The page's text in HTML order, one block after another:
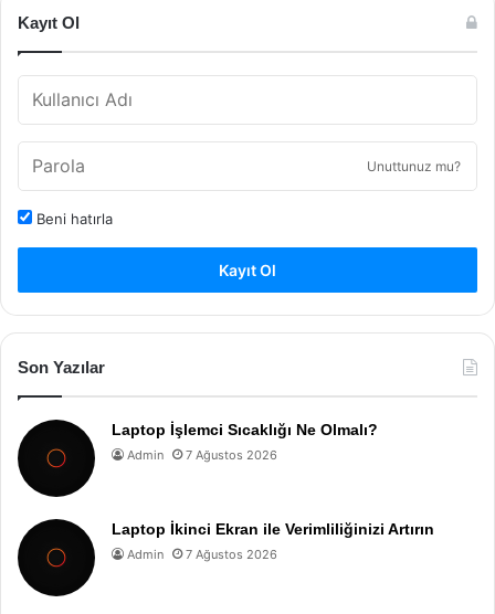
Kayıt Ol
Unuttunuz mu?
Beni hatırla
Kayıt Ol
Son Yazılar
Laptop İşlemci Sıcaklığı Ne Olmalı?
Admin 7 Ağustos 2026
Laptop İkinci Ekran ile Verimliliğinizi Artırın
Admin 7 Ağustos 2026